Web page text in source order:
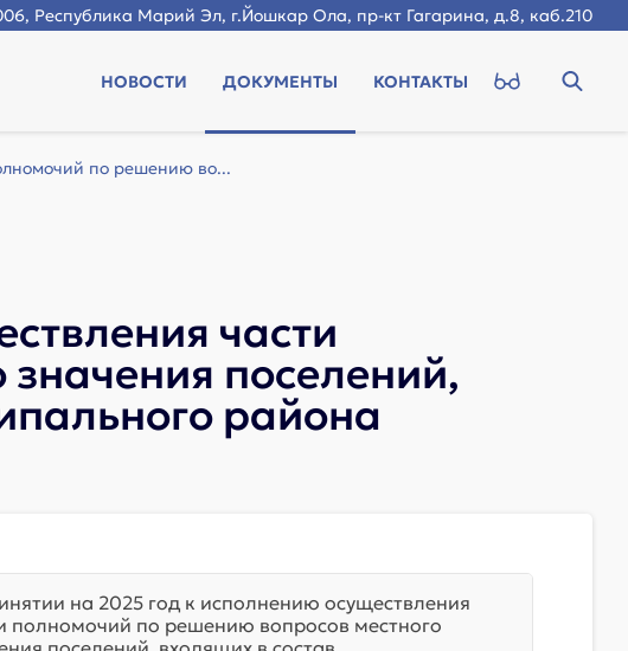
Республика Марий Эл, г.Йошкар Ола, пр-кт Гагарина, д.8, каб.210
НОВОСТИ ДОКУМЕНТЫ КОНТАКТЫ
по решению во...
части
поселений,
района
на 2025 год к исполнению осуществления
полномочий по решению вопросов местного